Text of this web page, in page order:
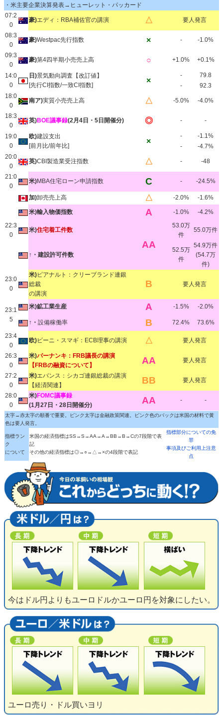
・米主要企業決算発表→ヒューレット・パッカード
07:2
0
豪)エディ：RBA補佐官の講演 △ 要人発言
08:3
0
豪)Westpac先行指数 × - -1.0%
09:3
0
豪)第4四半期小売売上高 ○ +1.0% +0.1%
14:0
0
日)景気動向調査【改訂値】
[先行CI指数/一致CI指数]
×
-
79.8
-
92.3
18:0
0
南ア)実質小売売上高 △ -5.0% -4.0%
18:3
0
英)BOE議事録(2月4日・5日開催分) ◎ - -
19:0
0
欧)建設支出
[前月比/前年比]
×
-
-1.1%
-
-4.7%
20:0
0
英)CBI製造業受注指数 △ - -48
21:0
0
米)MBA住宅ローン申請指数 C - -24.5%
22:3
0
加)卸売売上高 △ -2.0% -1.6%
米)輸入物価指数 A -1.0% -4.2%
米)住宅着工件数
AA
53.0万
件
55.0万件
↑・建設許可件数
52.5万
件
54.9万件
(54.7万
件)
23:0
0
米)ピアナルト：クリーブランド連銀
総裁
の講演
B 要人発言
23:1
5
米)鉱工業生産 A -1.5% -2.0%
↑・ 設備稼働率 B 72.4%
73.6%
23:4
0
欧)ビーニ・スマギ：ECB理事の講演 △ 要人発言
26:3
0
米)バーナンキ：FRB議長の講演
【FRBの融資について】
AA 要人発言
27:2
0
米)エバンス：シカゴ連銀総裁の講演
【経済関連】
BB 要人発言
28:0
0
米)FOMC議事録
(1月27日・28日開催分)
AA - -
太字→赤太字の順番で重要。ピンク太字は金融政策関連。ピンク色のバックは米国の材料で黄
色は要人発言。
指標ラン
ク
について
米国の経済指標はSS→S→AA→A→BB→B→Cの7段階で表
記
その他の経済指標は◎→○→△→×の4段階で表記
指標部分についての免
罪
事項及びご利用上注意
点
今はドル円よりもユーロドルかユーロ円を対象にしたい。
ユーロ売り・ドル買いヨリ